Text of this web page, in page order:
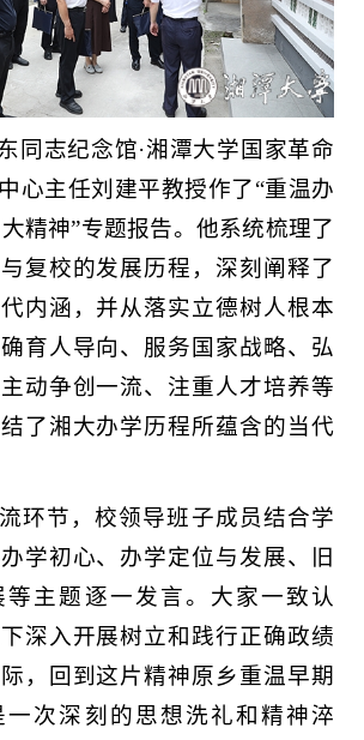
同志纪念馆·湘潭大学国家革命
心主任刘建平教授作了“重温办
精神”专题报告。他系统梳理了
复校的发展历程，深刻阐释了
内涵，并从落实立德树人根本
育人导向、服务国家战略、弘
动争创一流、注重人才培养等
了湘大办学历程所蕴含的当代
环节，校领导班子成员结合学
学初心、办学定位与发展、旧
主题逐一发言。大家一致认
深入开展树立和践行正确政绩
，回到这片精神原乡重温早期
一次深刻的思想洗礼和精神淬